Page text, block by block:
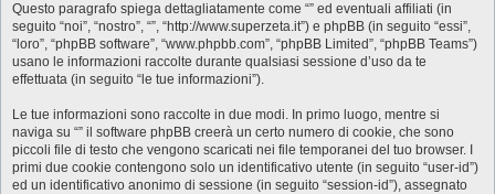
Questo paragrafo spiega dettagliatamente come “” ed eventuali affiliati (in
seguito “noi”, “nostro”, “”, “http://www.superzeta.it”) e phpBB (in seguito “essi”,
“loro”, “phpBB software”, “www.phpbb.com”, “phpBB Limited”, “phpBB Teams”)
usano le informazioni raccolte durante qualsiasi sessione d’uso da te
effettuata (in seguito “le tue informazioni”).
Le tue informazioni sono raccolte in due modi. In primo luogo, mentre si
naviga su “” il software phpBB creerà un certo numero di cookie, che sono
piccoli file di testo che vengono scaricati nei file temporanei del tuo browser. I
primi due cookie contengono solo un identificativo utente (in seguito “user-id”)
ed un identificativo anonimo di sessione (in seguito “session-id”), assegnato